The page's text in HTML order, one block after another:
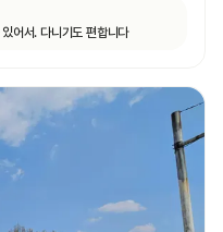
어서. 다니기도 편합니다